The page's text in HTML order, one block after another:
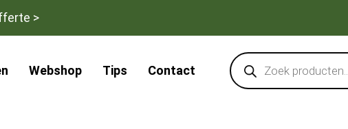
>
Webshop Tips Contact
Products
search